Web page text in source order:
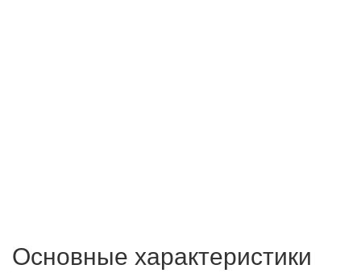
Основные характеристики